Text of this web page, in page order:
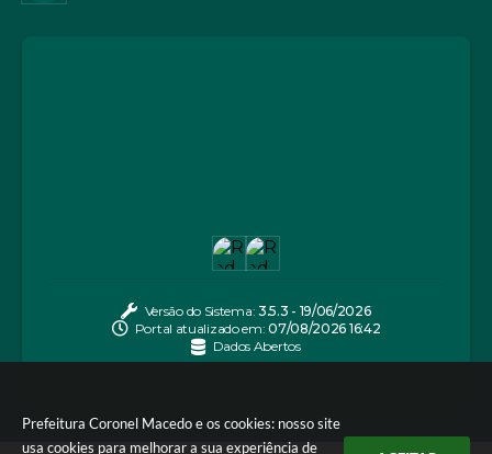
Prefeitura Coronel Macedo e os cookies: nosso site
usa cookies para melhorar a sua experiência de
Versão do Sistema: 3.5.3 - 19/06/2026
Portal atualizado em:07/08/2026 16:42
Dados Abertos